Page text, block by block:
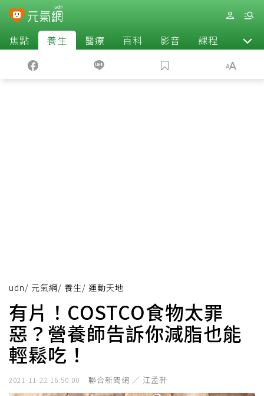
焦點 養生 醫療 百科 影音 課程 退休
udn/ 元氣網/ 養生/ 運動天地
有片！COSTCO食物太罪
惡？營養師告訴你減脂也能
輕鬆吃！
2021-11-22 16:50:00 聯合新聞網 ／ 江孟軒